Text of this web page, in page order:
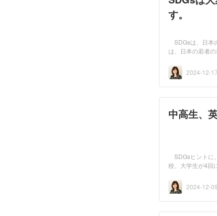
す。
SDGsは、日本
は、日本の若者
2024-12-17
中高生、
SDGsヒント
校、大学生が4回
2024-12-09